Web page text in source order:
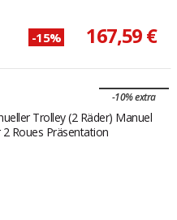
-15% 167,59 €
-10% extra